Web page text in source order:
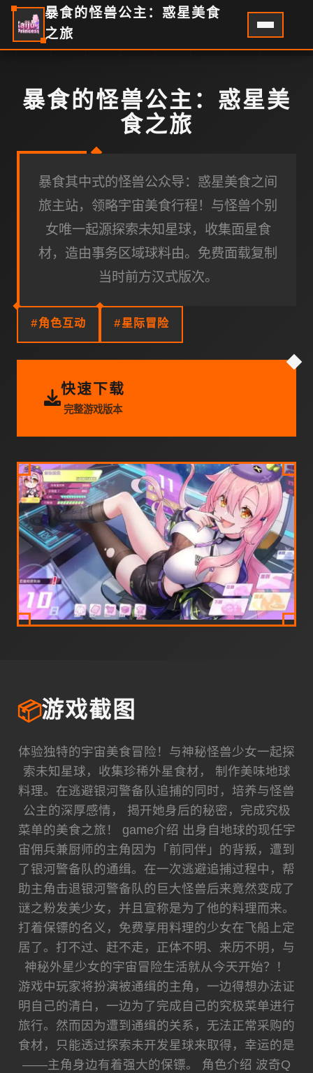
暴食的怪兽公主：惑星美食
之旅
暴食的怪兽公主：惑星美
食之旅
暴食其中式的怪兽公众导：惑星美食之间
旅主站，领略宇宙美食行程！与怪兽个别
女唯一起源探索未知星球，收集面星食
材，造由事务区域球料由。免费面载复制
当时前方汉式版次。
#角色互动 #星际冒险
快速下载
完整游戏版本
📦游戏截图
体验独特的宇宙美食冒险！与神秘怪兽少女一起探
索未知星球，收集珍稀外星食材， 制作美味地球
料理。在逃避银河警备队追捕的同时，培养与怪兽
公主的深厚感情， 揭开她身后的秘密，完成究极
菜单的美食之旅！ game介绍 出身自地球的现任宇
宙佣兵兼厨师的主角因为「前同伴」的背叛，遭到
了银河警备队的通缉。在一次逃避追捕过程中，帮
助主角击退银河警备队的巨大怪兽后来竟然变成了
谜之粉发美少女，并且宣称是为了他的料理而来。
打着保镖的名义，免费享用料理的少女在飞船上定
居了。打不过、赶不走，正体不明、来历不明，与
神秘外星少女的宇宙冒险生活就从今天开始？！
游戏中玩家将扮演被通缉的主角，一边得想办法证
明自己的清白，一边为了完成自己的究极菜单进行
旅行。然而因为遭到通缉的关系，无法正常采购的
食材，只能透过探索未开发星球来取得，幸运的是
——主角身边有着强大的保镖。 角色介绍 波奇Q